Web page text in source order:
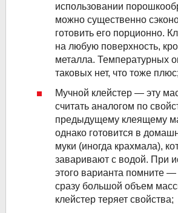
использовании
можно существенно
готовить его порционно.
на любую поверхность,
металла. Температурных
таковых нет, что тоже плюс;
Мучной клейстер — эту
считать аналогом по
предыдущему клеящему
однако готовится в
муки (иногда крахмала),
заваривают с водой. При
этого варианта помните —
сразу большой объем
клейстер теряет свойства;